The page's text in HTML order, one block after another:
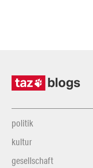
politik
kultur
gesellschaft